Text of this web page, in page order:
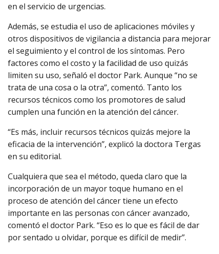
en el servicio de urgencias.
Además, se estudia el uso de aplicaciones móviles y
otros dispositivos de vigilancia a distancia para mejorar
el seguimiento y el control de los síntomas. Pero
factores como el costo y la facilidad de uso quizás
limiten su uso, señaló el doctor Park. Aunque “no se
trata de una cosa o la otra”, comentó. Tanto los
recursos técnicos como los promotores de salud
cumplen una función en la atención del cáncer.
“Es más, incluir recursos técnicos quizás mejore la
eficacia de la intervención”, explicó la doctora Tergas
en su editorial.
Cualquiera que sea el método, queda claro que la
incorporación de un mayor toque humano en el
proceso de atención del cáncer tiene un efecto
importante en las personas con cáncer avanzado,
comentó el doctor Park. “Eso es lo que es fácil de dar
por sentado u olvidar, porque es difícil de medir”.